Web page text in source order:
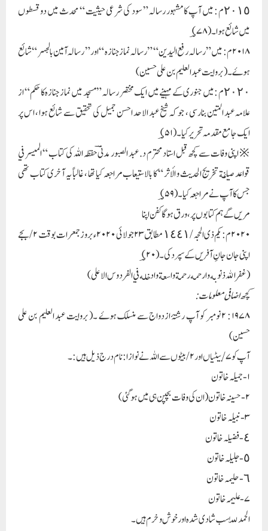
٢٠١٥م : میں آپ کا مشہور رسالہ ” سود کی شرعی حیثیت “ محدث میں دو قسطوں
میں شائع ہوا ۔(؃۷۸)
۲۰۱۸م : میں ” رسالہ رفع الیدین “ ” رسالہ نماز جنازہ “ اور ” رسالہ آمین بالجہر “ شائع
ہوۓ ۔( بروایت عبد العلیم بن علی حسین )
٢٠٢٠م : میں جنوری کے مہینے میں ایک مختصر رسالہ ” مسجد میں نماز جنازہ کا حکم “ از
علامہ عبد المتین بنارسی ، جو کہ شیخ عبد الاحد احسن جمیل کی تحقیق سے شائع ہوا ، اس پر
ایک جامع مقدمہ تحریر کیا ۔(؃۵۱)
※ اپنی وفات سے کچھ قبل استاد محترم د. عبد الصبور مدنیؔ حفظہ اللہ کی کتاب “ الميسر في
قواعد صياغة تخريج الحديث و الأثر “ کا بالاستیعاب مراجعہ کیا تھا ، غالباً یہ آخری کتاب تھی
جس کا آپ نے مراجعہ کیا۔ ( ؃۵۹)
مریں گے ہم کتابوں پر ، ورق ہوگا کفن اپنا
۲۰۲۰م : یکم ذی الحجہ /١٤٤١ مطابق ۲۳ جولائی ۲۰۲۰ء بروز جمعرات بوقت ۲ /بجے
اپنی جان جانِ آفریں کے سپرد کی ۔ ( ؃۲۰)
( غفر الله ذنوبه و ارحمه رحمة واسعة وادخله في الفردوس الاعلى)
کچھ اضافی معلومات :
۱۹۷۸ : ۲ نومبر کو آپ رشتۂ ازدواج سے منسلک ہوۓ ۔( بروایت عبد العلیم بن علی
حسین )
آپ کو ۷ /بیٹیاں اور ۲/ بیٹوں سے اللہ نے نوازا : نام درج ذیل ہیں :۔
۱- جمیلہ خاتون
۲- حسینہ خاتون ( ان کی وفات بچپن ہی میں ہوگئی )
۳- نبیلہ خاتون
٤- فضیلہ خاتون
٥-جلیلہ خاتون
٦-حلیمہ خاتون
۷-علیمہ خاتون
الحمد للّٰہ سب شادی شدہ اور خوش و خرم ہیں ۔